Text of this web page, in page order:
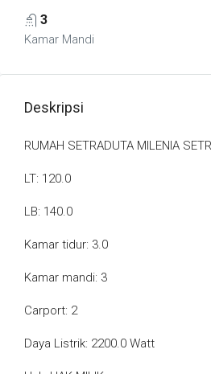
3
Kamar Mandi
Deskripsi
RUMAH SETRADUTA MILENIA
LT: 120.0
LB: 140.0
Kamar tidur: 3.0
Kamar mandi: 3
Carport: 2
Daya Listrik: 2200.0 Watt